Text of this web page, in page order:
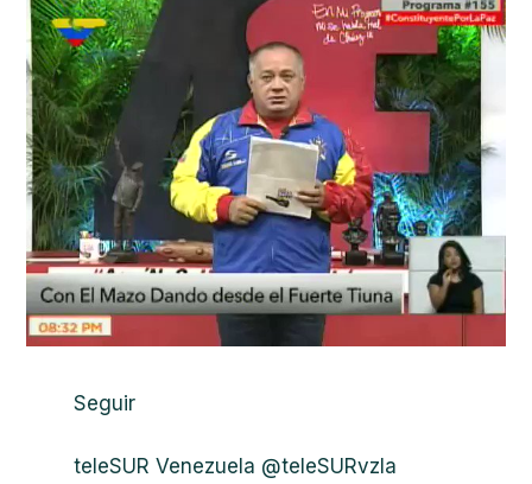
Seguir
teleSUR Venezuela @teleSURvzla